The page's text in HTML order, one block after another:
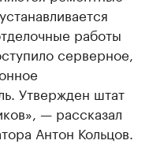
работы
серверное,
Утвержден штат
— рассказал
Антон Кольцов.